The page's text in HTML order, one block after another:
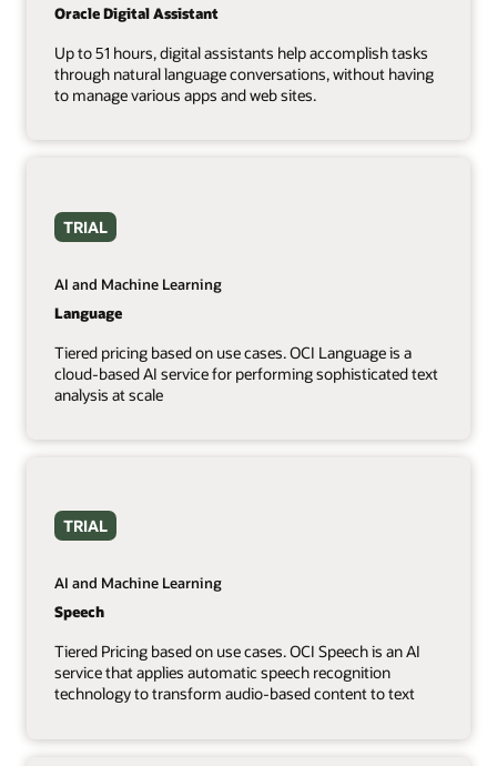
Oracle Digital Assistant
Up to 51 hours, digital assistants help accomplish tasks
through natural language conversations, without having
to manage various apps and web sites.
TRIAL
AI and Machine Learning
Language
Tiered pricing based on use cases. OCI Language is a
cloud-based AI service for performing sophisticated text
analysis at scale
TRIAL
AI and Machine Learning
Speech
Tiered Pricing based on use cases. OCI Speech is an AI
service that applies automatic speech recognition
technology to transform audio-based content to text